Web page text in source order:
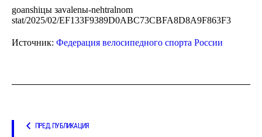
goanshiцы зavalenы-nehtralnom
stat/2025/02/EF133F9389D0ABC73CBFA8D8A9F863F3
Источник: Федерация велосипедного спорта России
ПРЕД. ПУБЛИКАЦИЯ